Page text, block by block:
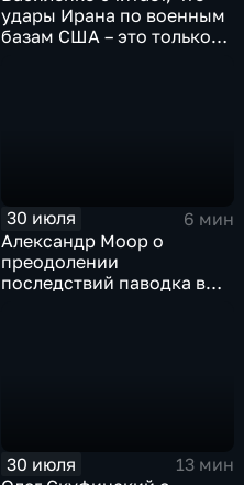
удары Ирана по военным
базам США – это только
30 июля
6 мин
Александр Моор о
преодолении
последствий паводка в
30 июля
13 мин